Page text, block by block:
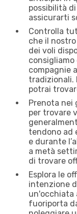
possibilità
assicurarti
Controlla
che il
dei voli
compagnie
tradizionali.
potrai
Prenota nei
per trovare
tendono ad
e durante
a metà
di trovare
Esplora le
intenzione
un'occhiata
fuoriporta